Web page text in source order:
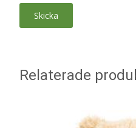
Relaterade